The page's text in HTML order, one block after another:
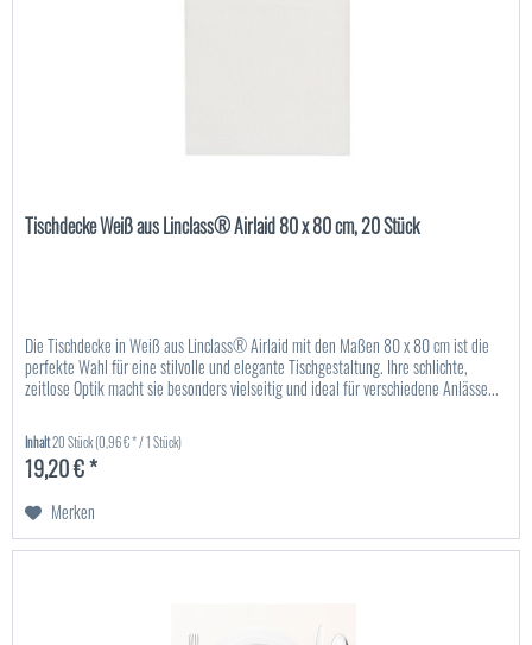
Tischdecke Weiß aus Linclass® Airlaid 80 x 80 cm, 20 Stück
Die Tischdecke in Weiß aus Linclass® Airlaid mit den Maßen 80 x 80 cm ist die
perfekte Wahl für eine stilvolle und elegante Tischgestaltung. Ihre schlichte,
zeitlose Optik macht sie besonders vielseitig und ideal für verschiedene Anlässe...
Inhalt20 Stück(0,96 € * / 1 Stück)
19,20 € *
Merken